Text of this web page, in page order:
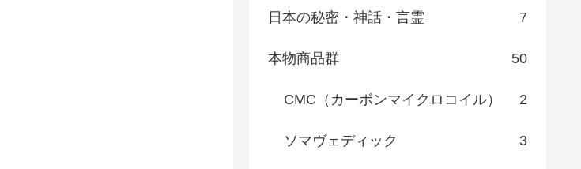
日本の秘密・神話・言霊 7
本物商品群 50
CMC（カーボンマイクロコイル） 2
ソマヴェディック 3